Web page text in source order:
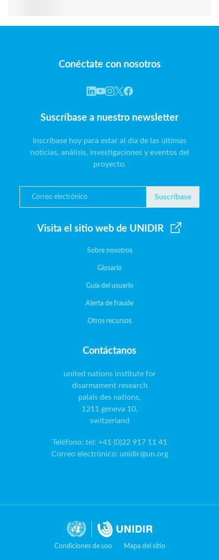
Conéctate con nosotros
Suscríbase a nuestro newsletter
Inscríbase hoy para estar al día de las últimas
noticias, análisis, investigaciones y eventos del
proyecto.
Suscríbase
Visita el sitio web de UNIDIR
Sobre nosotros
Glosario
Guía del usuario
Alerta de fraude
Otros recursos
Contáctanos
united nations institute for
disarmament research
palais des nations,
1211 geneva 10,
switzerland
Teléfono: tel: +41 (0)22 917 11 41
Correo electrónico: unidir@un.org
Condiciones de uso Mapa del sitio